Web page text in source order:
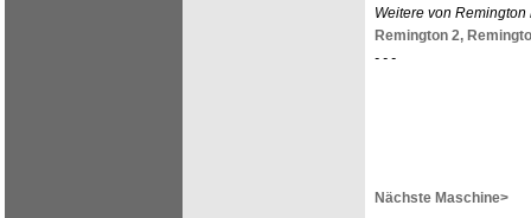
Weitere von
Remington 2,
- - -
Nächste Maschine>